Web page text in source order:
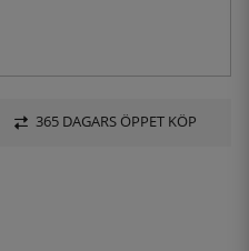
365 DAGARS ÖPPET KÖP